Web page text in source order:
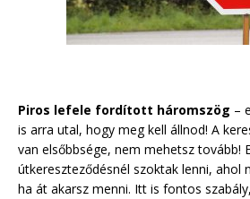
Piros lefele fordított háromszög –
is arra utal, hogy meg kell állnod! A
van elsőbbsége, nem mehetsz tovább!
útkereszteződésnél szoktak lenni, ahol
ha át akarsz menni. Itt is fontos